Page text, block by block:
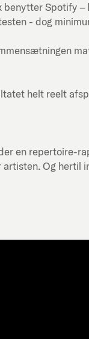
benytter Spotify –
- dog
helt reelt
en
Og hertil